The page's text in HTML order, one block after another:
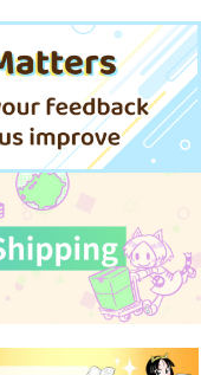
魑魅魍魎
ヅキマチ
LABORATORY
獅子王司×石神千空
で脳内で作ってみた
せんねんまんねん
787円 （税込）
Dr.STONE
石神千空×あさぎりゲン
カート